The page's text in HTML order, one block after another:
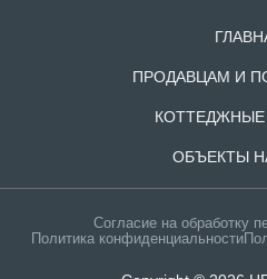
ПРОДАВЦАМ И
КОТТЕДЖНЫЕ
ОБЪЕКТЫ
Согласие на обработку
Политика конфиденциальности